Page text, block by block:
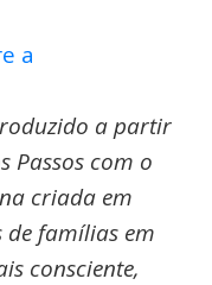
a
a partir
Passos com o
criada em
de famílias em
consciente,